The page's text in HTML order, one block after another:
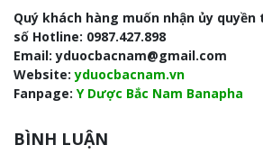
Quý khách hàng muốn nhận ủy
số Hotline: 0987.427.898
Email: yduocbacnam@gmail.com
Website:yduocbacnam.vn
Fanpage: Y Dược Bắc Nam Banapha
BÌNH LUẬN